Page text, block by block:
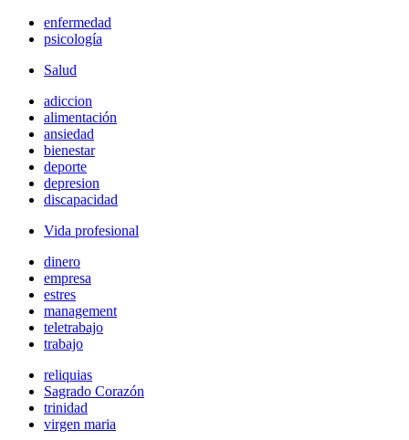
enfermedad
psicología
Salud
adiccion
alimentación
ansiedad
bienestar
deporte
depresion
discapacidad
Vida profesional
dinero
empresa
estres
management
teletrabajo
trabajo
reliquias
Sagrado Corazón
trinidad
virgen maria